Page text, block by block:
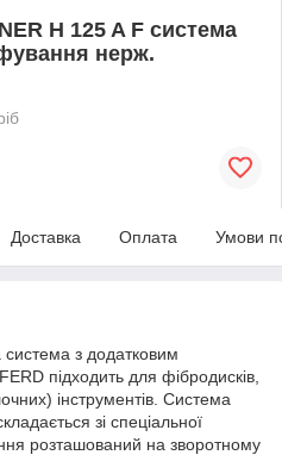
H 125 A F система
нерж.
Доставка Оплата Умови
з додатковим
підходить для фібродисків,
інструментів. Система
зі спеціальної
розташований на зворотному